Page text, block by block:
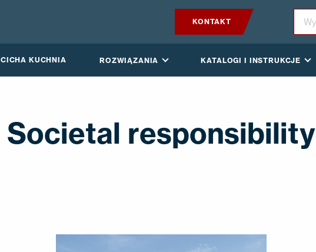
KONTAKT
CICHA KUCHNIA ROZWIĄZANIA KATALOGI I INSTRUKCJE
ROZWIĄZANIA
Societal responsibility